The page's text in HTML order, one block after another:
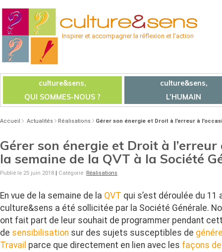
Inspirer et accompagner la réflexion et l'action
culture&sens,
QUI SOMMES-NOUS ?
culture&sens,
L’HUMAIN
Accueil Actualités Réalisations Gérer son énergie et Droit à l’erreur à
Gérer son énergie et Droit à l’erreur
la semaine de la QVT à la Société
Publié le 25 juin 2018 | Catégorie :Réalisations
En vue de la semaine de la QVT qui s’est déroulée du 11
culture&sens a été sollicitée par la Société Générale.
ont fait part de leur souhait de programmer pendant
de sensibilisation sur des sujets susceptibles de
Travail parce que directement en lien avec les façons